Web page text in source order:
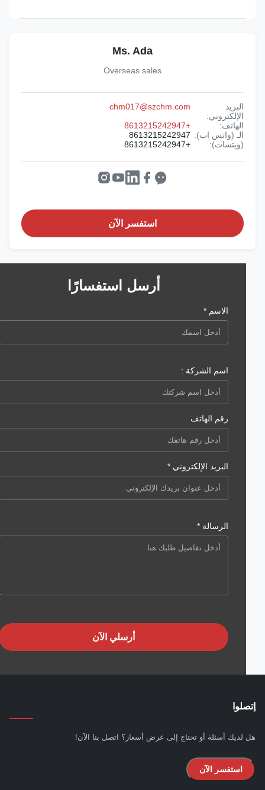
Ms. Ada
Overseas sales
الإلكتروني:
chm017@szchm.com
الهاتف:
الـ (واتس اب): 8613215242947
(ويتشات):
استفسر الآن
أرسل استفسارًا
الاسم *
اسم الشركة :
رقم الهاتف
البريد الإلكتروني *
الرسالة *
أرسلي الآن
أسئلة أو تحتاج إلى عرض أسعار؟ اتصل بنا الآن!
استفسر الآن